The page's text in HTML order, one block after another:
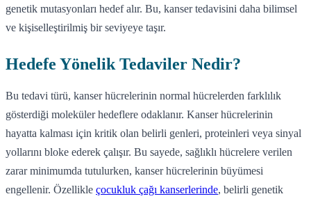
genetik mutasyonları hedef alır. Bu, kanser tedavisini daha bilimsel
ve kişiselleştirilmiş bir seviyeye taşır.
Hedefe Yönelik Tedaviler Nedir?
Bu tedavi türü, kanser hücrelerinin normal hücrelerden farklılık
gösterdiği moleküler hedeflere odaklanır. Kanser hücrelerinin
hayatta kalması için kritik olan belirli genleri, proteinleri veya sinyal
yollarını bloke ederek çalışır. Bu sayede, sağlıklı hücrelere verilen
zarar minimumda tutulurken, kanser hücrelerinin büyümesi
engellenir. Özellikle çocukluk çağı kanserlerinde, belirli genetik